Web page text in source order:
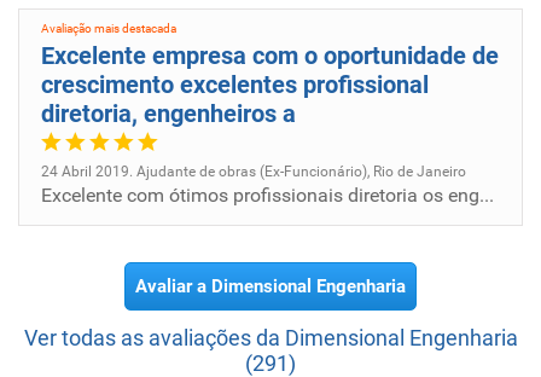
estatística de ter performado, até a presente data, TODOS
os seus contratos, sem nenhum histórico de obras em
litígio.
Avaliação mais destacada
Excelente empresa com o oportunidade de
crescimento excelentes profissional
diretoria, engenheiros a
24 Abril 2019. Ajudante de obras (Ex-Funcionário), Rio de Janeiro
Excelente com ótimos profissionais diretoria os engenheiros a parte administrativa e todos os colaboradores
Avaliar a Dimensional Engenharia
Ver todas as avaliações da Dimensional Engenharia
(291)